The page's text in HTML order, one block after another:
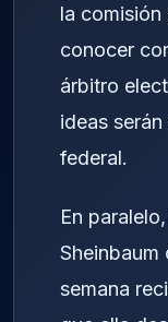
la comisión
conocer
árbitro
ideas
federal.
En
Sheinbaum
semana